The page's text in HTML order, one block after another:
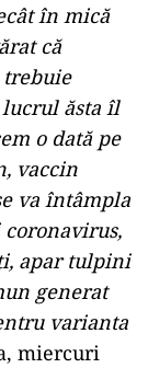
în mică
că
trebuie
ăsta îl
o dată pe
vaccin
va întâmpla
apar tulpini
generat
varianta
miercuri